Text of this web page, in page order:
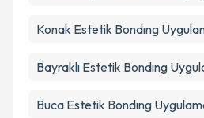
Konak Estetik Bondıng
Bayraklı Estetik Bondıng
Buca Estetik Bondıng